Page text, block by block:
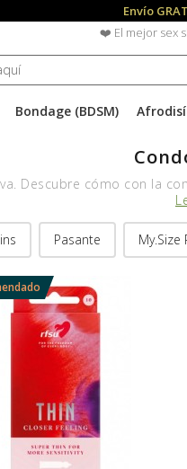
Envío
❤️ El mejor sex
Bondage (BDSM)
Descubre cómo con la
Pasante My.Size